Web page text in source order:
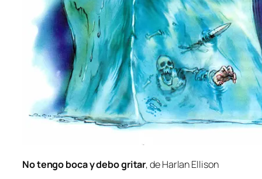
No ten­go bo­ca y de­bo gri­tar, de Harlan Ellison